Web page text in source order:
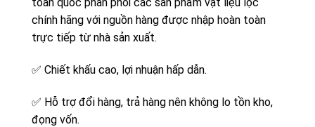
chính hãng với nguồn hàng được nhập hoàn toàn
trực tiếp từ nhà sản xuất.
✅ Chiết khấu cao, lợi nhuận hấp dẫn.
✅ Hỗ trợ đổi hàng, trả hàng nên không lo tồn kho,
đọng vốn.